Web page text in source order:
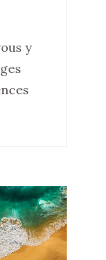
y